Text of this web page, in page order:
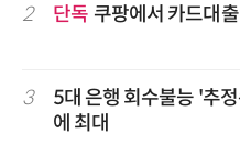
2 단독 쿠팡에서 카드대
3
5대 은행 회수불능 '추
에 최대